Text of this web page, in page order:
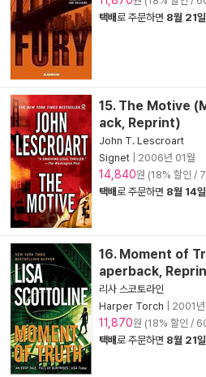
택배로 주문하면 8월 21
15. The Motive
ack, Reprint)
John T. Lescroart
Signet
2006년 01월
14,840원 (18% 할인 /
택배로 주문하면 8월 14
16. Moment of
aperback,
리사 스코토라인
Harper Torch
2001
11,870원 (18% 할인 /
택배로 주문하면 8월 21